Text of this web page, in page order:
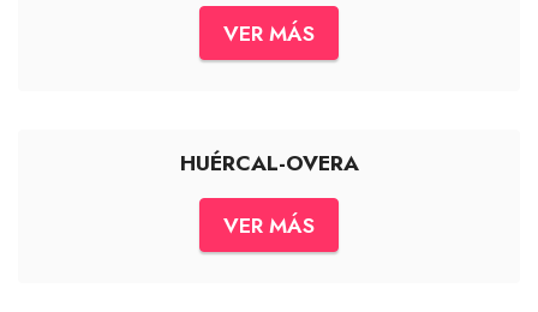
VER MÁS
HUÉRCAL-OVERA
VER MÁS